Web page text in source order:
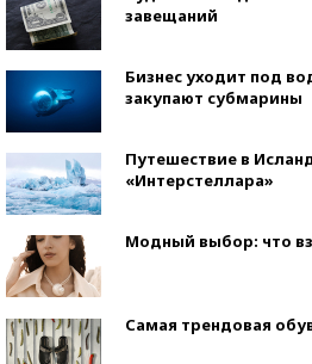
завещаний
Бизнес уходит под
закупают субмарины
Путешествие в
«Интерстеллара»
Модный выбор: что
Самая трендовая